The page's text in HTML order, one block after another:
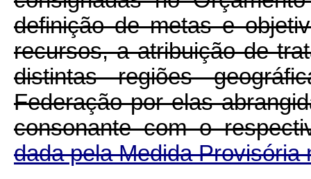
definição de metas e
recursos, a atribuição de
distintas regiões
Federação por elas
consonante com o
dada pela Medida Provisória